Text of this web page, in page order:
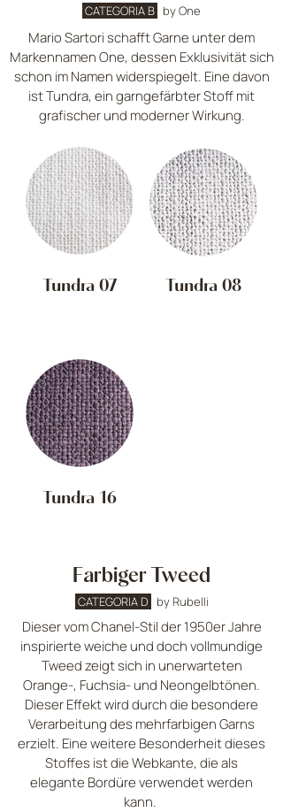
CATEGORIA B by One
Mario Sartori schafft Garne unter dem
Markennamen One, dessen Exklusivität sich
schon im Namen widerspiegelt. Eine davon
ist Tundra, ein garngefärbter Stoff mit
grafischer und moderner Wirkung.
Tundra 07 Tundra 08
Tundra 16
Farbiger Tweed
CATEGORIA D by Rubelli
Dieser vom Chanel-Stil der 1950er Jahre
inspirierte weiche und doch vollmundige
Tweed zeigt sich in unerwarteten
Orange-, Fuchsia- und Neongelbtönen.
Dieser Effekt wird durch die besondere
Verarbeitung des mehrfarbigen Garns
erzielt. Eine weitere Besonderheit dieses
Stoffes ist die Webkante, die als
elegante Bordüre verwendet werden
kann.